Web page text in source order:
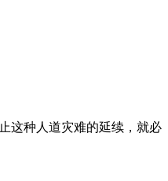
这种人道灾难的延续，就必